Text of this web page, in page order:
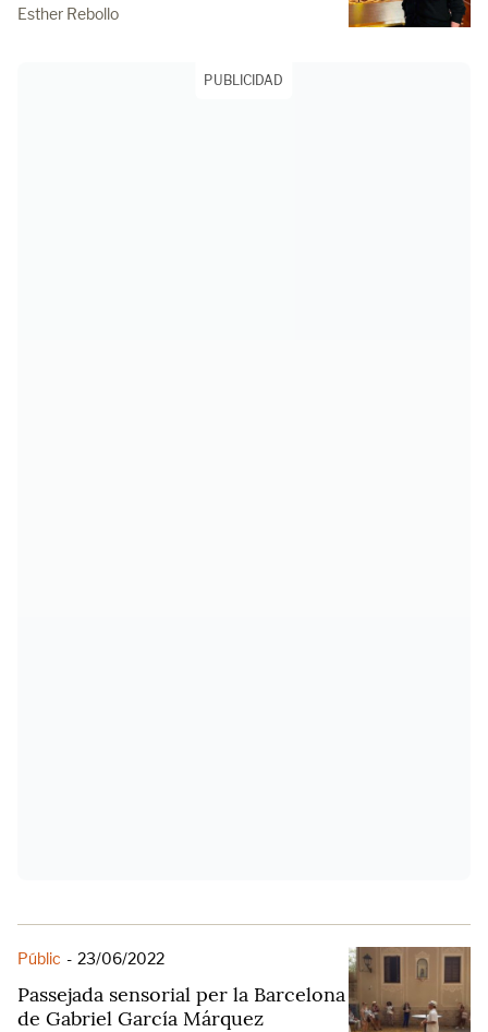
Esther Rebollo
PUBLICIDAD
Públic - 23/06/2022
Passejada sensorial per la Barcelona
de Gabriel García Márquez